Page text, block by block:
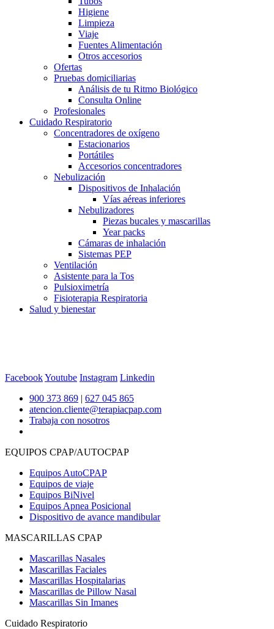
Higiene
Limpieza
Viaje
Fuentes Alimentación
Otros accesorios
Ofertas
Pruebas domiciliarias
Análisis de tu Ritmo Biológico
Consulta Online
Profesionales
Cuidado Respiratorio
Concentradores de oxígeno
Estacionarios
Portátiles
Accesorios concentradores
Nebulización
Dispositivos de Inhalación
Vías aéreas inferiores
Nebulizadores
Piezas bucales y mascarillas
Year packs
Cámaras de inhalación
Sistemas PEP
Ventilación
Asistente para la Tos
Pulsioximetría
Fisioterapia Respiratoria
Salud y bienestar
FacebookYoutube Instagram Linkedin
900 373 869 | 627 045 865
atencion.cliente@terapiacpap.com
Trabaja con nosotros
EQUIPOS CPAP/AUTOCPAP
Equipos AutoCPAP
Equipos de viaje
Equipos BiNivel
Equipos Apnea Posicional
Dispositivo de avance mandibular
MASCARILLAS CPAP
Mascarillas Nasales
Mascarillas Faciales
Mascarillas Hospitalarias
Mascarillas de Pillow Nasal
Mascarillas Sin Imanes
Cuidado Respiratorio